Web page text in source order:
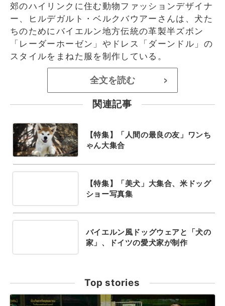
郊のハイリンクに住む動物ファッションデザイナ
ー、ヒルデガルト・ベルクバウアーさんは、犬た
ちのためにバイエルン地方伝統の革製半ズボン
「レーダーホーゼン」やドレス「ダーンドル」の
スタイルをまねた服を制作している。
全文を読む >
関連記事
【特集】「人間の最良の友」ワンち
ゃん大集合
【特集】「美犬」大集合、米ドッグ
ショー写真集
バイエルン風ドッグウェアと「犬の
家」、ドイツの愛犬家が制作
Top stories